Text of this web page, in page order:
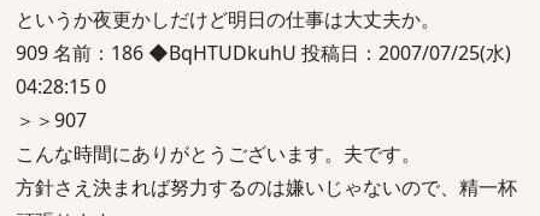
というか夜更かしだけど明日の仕事は大丈夫か。
909 名前：186 ◆BqHTUDkuhU 投稿日：2007/07/25(水)
04:28:15 0
＞＞907
こんな時間にありがとうございます。夫です。
方針さえ決まれば努力するのは嫌いじゃないので、精一杯